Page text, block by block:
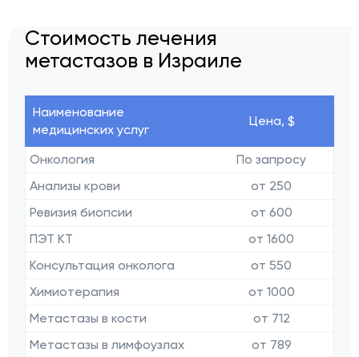
Стоимость лечения
метастазов в Израиле
Наименование
медицинских услуг
Цена, $
Онкология
По запросу
Анализы крови
от 250
Ревизия биопсии
от 600
ПЭТ КТ
от 1600
Консультация онколога
от 550
Химиотерапия
от 1000
Метастазы в кости
от 712
Метастазы в лимфоузлах
от 789